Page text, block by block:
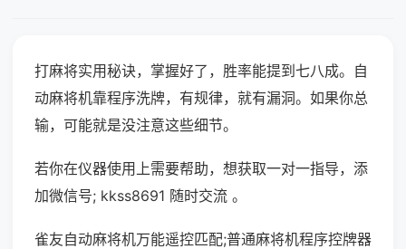
打麻将实用秘诀，掌握好了，胜率能提到七八成。自
动麻将机靠程序洗牌，有规律，就有漏洞。如果你总
输，可能就是没注意这些细节。
若你在仪器使用上需要帮助，想获取一对一指导，添
加微信号; kkss8691 随时交流 。
雀友自动麻将机万能遥控匹配;普通麻将机程序控牌器